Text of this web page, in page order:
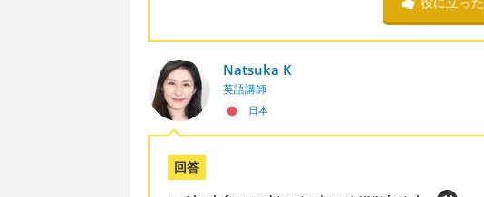
Natsuka K
英語講師
日本
回答